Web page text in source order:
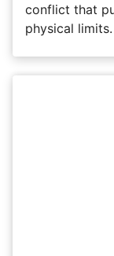
conflict that
physical limits.